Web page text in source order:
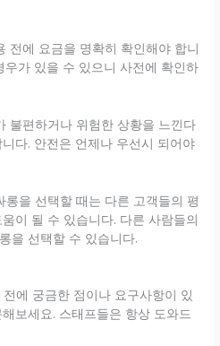
에 요금을 명확히 확인해야 합니
가 있을 수 있으니 사전에 확인하
편하거나 위험한 상황을 느낀다
다. 안전은 언제나 우선시 되어야
을 선택할 때는 다른 고객들의 평
이 될 수 있습니다. 다른 사람들의
을 선택할 수 있습니다.
에 궁금한 점이나 요구사항이 있
보세요. 스태프들은 항상 도와드